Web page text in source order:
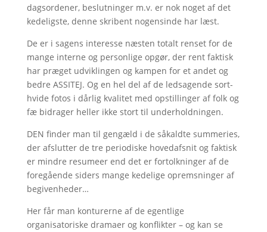
dagsordener, beslutninger m.v. er nok noget af det
kedeligste, denne skribent nogensinde har læst.
De er i sagens interesse næsten totalt renset for de
mange interne og personlige opgør, der rent faktisk
har præget udviklingen og kampen for et andet og
bedre ASSITEJ. Og en hel del af de ledsagende sort-
hvide fotos i dårlig kvalitet med opstillinger af folk og
fæ bidrager heller ikke stort til underholdningen.
DEN finder man til gengæld i de såkaldte summeries,
der afslutter de tre periodiske hovedafsnit og faktisk
er mindre resumeer end det er fortolkninger af de
foregående siders mange kedelige opremsninger af
begivenheder…
Her får man konturerne af de egentlige
organisatoriske dramaer og konflikter – og kan se